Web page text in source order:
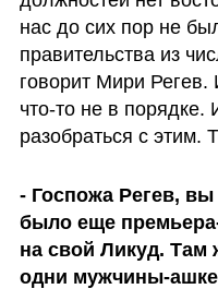
нас до сих пор не
правительства из
говорит Мири
что-то не в порядке.
разобраться с этим.
- Госпожа Регев,
было еще
на свой Ликуд. Там
одни мужчины-